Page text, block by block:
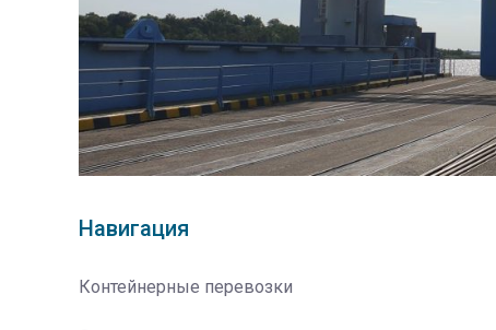
Навигация
Контейнерные перевозки